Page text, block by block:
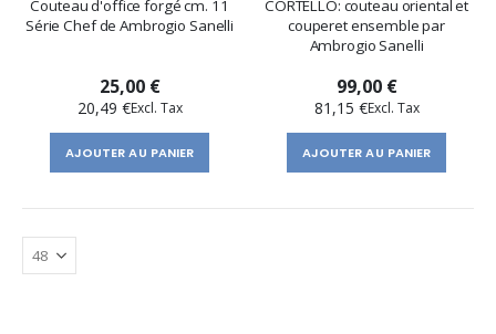
Couteau d'office forgé cm. 11
Série Chef de Ambrogio Sanelli
25,00 €
20,49 €
AJOUTER AU PANIER
CORTELLO: couteau oriental et
couperet ensemble par
Ambrogio Sanelli
99,00 €
81,15 €
AJOUTER AU PANIER